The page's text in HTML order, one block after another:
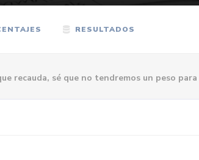
RESULTADOS
recauda, sé que no tendremos un peso